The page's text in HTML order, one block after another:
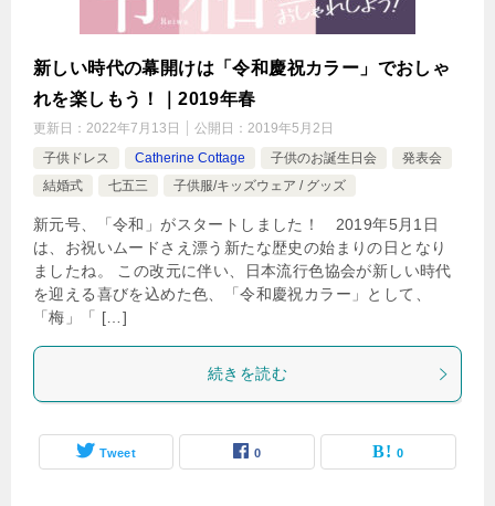
新しい時代の幕開けは「令和慶祝カラー」でおしゃ
れを楽しもう！｜2019年春
更新日： 2022年7月13日 公開日： 2019年5月2日
子供ドレス
Catherine Cottage 子供のお誕生日会
発表会
結婚式
七五三 子供服/キッズウェア / グッズ
新元号、「令和」がスタートしました！ 2019年5月1日
は、お祝いムードさえ漂う新たな歴史の始まりの日となり
ましたね。 この改元に伴い、日本流行色協会が新しい時代
を迎える喜びを込めた色、「令和慶祝カラー」として、
「梅」「 […]
続きを読む
Tweet 0 0